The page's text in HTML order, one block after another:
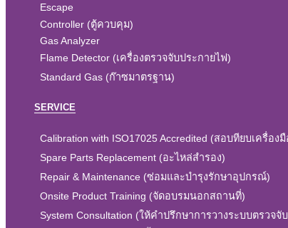
Escape
Controller (ตู้ควบคุม)
Gas Analyzer
Flame Detector (เครื่องตรวจจับประกายไฟ)
Standard Gas (ก๊าซมาตรฐาน)
SERVICE
Calibration with ISO17025 Accredited (สอบทียบเครื่อ
Spare Parts Replacement (อะไหล่สำรอง)
Repair & Maintenance (ซ่อมและบำรุงรักษาอุปกรณ์)
Onsite Product Training (จัดอบรมนอกสถานที่)
System Consultation (ให้คำปรึกษาการวางระบบตรวจจั